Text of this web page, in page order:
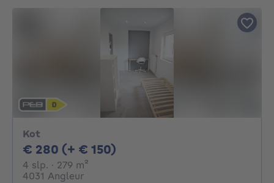
Kot
€ 280 (+ € 150)
4 slp. 4 slaapkamers
· 279 m²
4031 Angleur